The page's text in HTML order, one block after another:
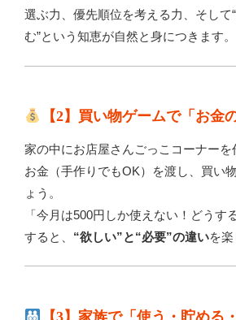
選ぶ力、優先順位を考える力、そして
む”という知恵が自然と身につきます。
【2】買い物ゲームで「お金
家の中にお店屋さんごっこコーナーを
お金（手作りでもOK）を渡し、買い
ょう。
「今月は500円しか使えない！どうす
すると、 “欲しい”と“必要”の違いを楽
【3】家族で「使う・貯める